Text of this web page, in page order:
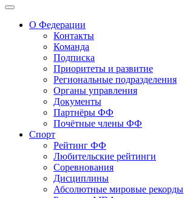
О Федерации
Контакты
Команда
Подписка
Приоритеты и развитие
Региональные подразделения
Органы управления
Документы
Партнёры ФФ
Почётные члены ФФ
Спорт
Рейтинг ФФ
Любительские рейтинги
Соревнования
Дисциплины
Абсолютные мировые рекорды